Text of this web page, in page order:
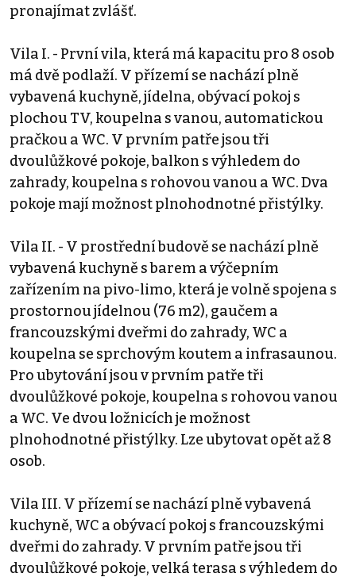
pronajímat zvlášť.
Vila I. - První vila, která má kapacitu pro 8 osob
má dvě podlaží. V přízemí se nachází plně
vybavená kuchyně, jídelna, obývací pokoj s
plochou TV, koupelna s vanou, automatickou
pračkou a WC. V prvním patře jsou tři
dvoulůžkové pokoje, balkon s výhledem do
zahrady, koupelna s rohovou vanou a WC. Dva
pokoje mají možnost plnohodnotné přistýlky.
Vila II. - V prostřední budově se nachází plně
vybavená kuchyně s barem a výčepním
zařízením na pivo-limo, která je volně spojena s
prostornou jídelnou (76 m2), gaučem a
francouzskými dveřmi do zahrady, WC a
koupelna se sprchovým koutem a infrasaunou.
Pro ubytování jsou v prvním patře tři
dvoulůžkové pokoje, koupelna s rohovou vanou
a WC. Ve dvou ložnicích je možnost
plnohodnotné přistýlky. Lze ubytovat opět až 8
osob.
Vila III. V přízemí se nachází plně vybavená
kuchyně, WC a obývací pokoj s francouzskými
dveřmi do zahrady. V prvním patře jsou tři
dvoulůžkové pokoje, velká terasa s výhledem do